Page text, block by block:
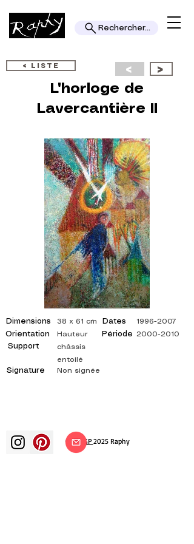
Rechercher...
< LISTE < >
L'horloge de
Lavercantière II
Dimensions
Orientation
Support
Signature
38 x 61 cm
Dates
Période
Hauteur
châssis
entoilé
Non signée
1996-2007
2000-2010
© ADAGP 2025 Raphy